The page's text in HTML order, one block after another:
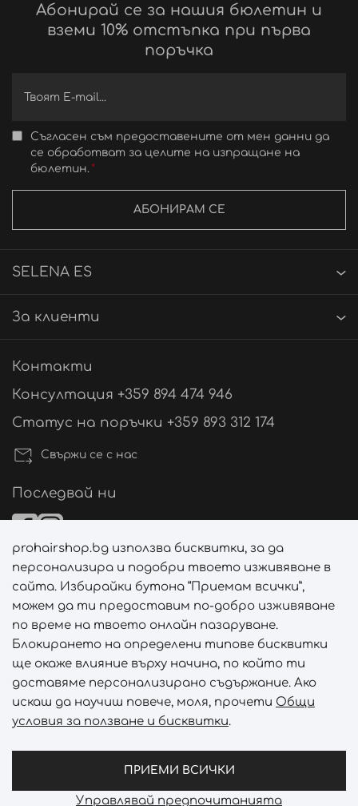
Абонирай се за нашия бюлетин и
вземи 10% отстъпка при първа
поръчка
Съгласен съм предоставените от мен данни да
се обработват за целите на изпращане на
бюлетин.
АБОНИРАМ СЕ
SELENA ES
За клиенти
Контакти
Консултация +359 894 474 946
Статус на поръчки +359 893 312 174
Свържи се с нас
Последвай ни
Начини на плащане
Начини на доставка
Отключи ексклузивни отстъпки и лимитирани
prohairshop.bg използва бисквитки, за да
персонализира и подобри твоето изживяване в
сайта. Избирайки бутона “Приемам всички”,
можем да ти предоставим по-добро изживяване
по време на твоето онлайн пазаруване.
Блокирането на определени типове бисквитки
ще окаже влияние върху начина, по който ти
доставяме персонализирано съдържание. Ако
искаш да научиш повече, моля, прочети Общи
условия за ползване и бисквитки.
ПРИЕМИ ВСИЧКИ
Управлявай предпочитанията